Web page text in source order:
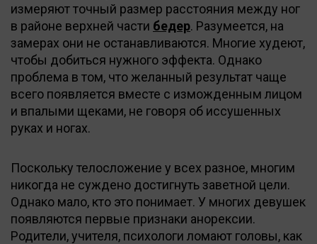
измеряют точный размер расстояния между ног
в районе верхней части бедер. Разумеется, на
замерах они не останавливаются. Многие худеют,
чтобы добиться нужного эффекта. Однако
проблема в том, что желанный результат чаще
всего появляется вместе с изможденным лицом
и впалыми щеками, не говоря об иссушенных
руках и ногах.
Поскольку телосложение у всех разное, многим
никогда не суждено достигнуть заветной цели.
Однако мало, кто это понимает. У многих девушек
появляются первые признаки анорексии.
Родители, учителя, психологи ломают головы, как